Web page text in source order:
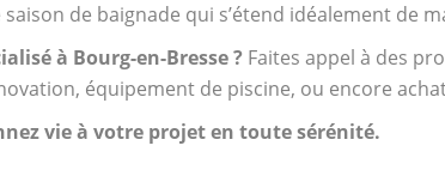
de baignade qui s’étend idéalement de
à Bourg-en-Bresse ? Faites appel à des
équipement de piscine, ou encore
vie à votre projet en toute sérénité.